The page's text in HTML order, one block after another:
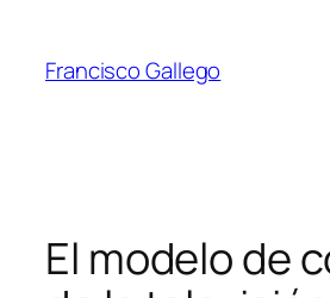
contenido
Francisco Gallego
El modelo de